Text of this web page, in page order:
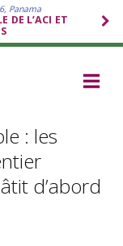
Panama
DE L’ACI ET
: les
d’abord